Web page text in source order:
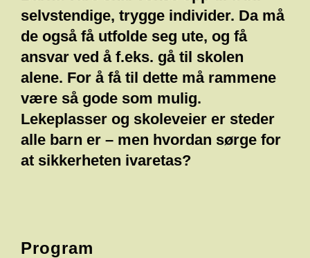
selvstendige, trygge individer. Da må
de også få utfolde seg ute, og få
ansvar ved å f.eks. gå til skolen
alene. For å få til dette må rammene
være så gode som mulig.
Lekeplasser og skoleveier er steder
alle barn er – men hvordan sørge for
at sikkerheten ivaretas?
Program